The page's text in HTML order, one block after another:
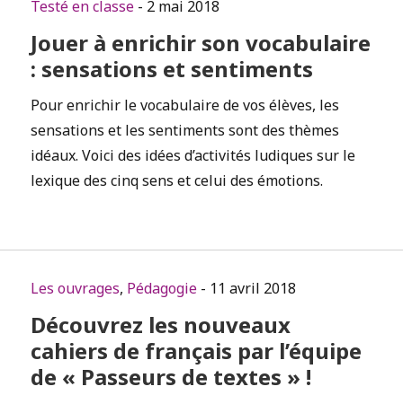
Testé en classe - 2 mai 2018
Jouer à enrichir son vocabulaire
: sensations et sentiments
Pour enrichir le vocabulaire de vos élèves, les
sensations et les sentiments sont des thèmes
idéaux. Voici des idées d’activités ludiques sur le
lexique des cinq sens et celui des émotions.
Les ouvrages, Pédagogie - 11 avril 2018
Découvrez les nouveaux
cahiers de français par l’équipe
de « Passeurs de textes » !